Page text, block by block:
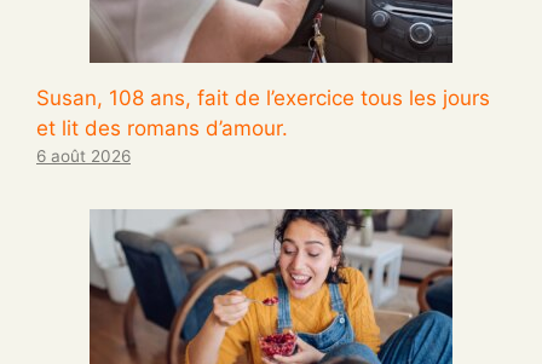
Susan, 108 ans, fait de l’exercice tous les jours
et lit des romans d’amour.
6 août 2026